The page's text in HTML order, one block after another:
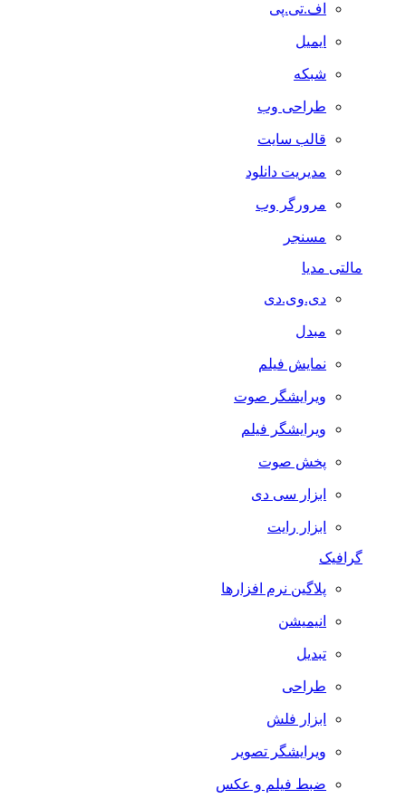
اف.تی.پی
ایمیل
شبکه
طراحی وب
قالب سایت
مدیریت دانلود
مرورگر وب
مسنجر
مالتی مدیا
دی.وی.دی
مبدل
نمایش فیلم
ویرایشگر صوت
ویرایشگر فیلم
پخش صوت
ابزار سی دی
ابزار رایت
گرافیک
پلاگین نرم افزارها
انیمیشن
تبدیل
طراحی
ابزار فلش
ویرایشگر تصویر
ضبط فيلم و عكس